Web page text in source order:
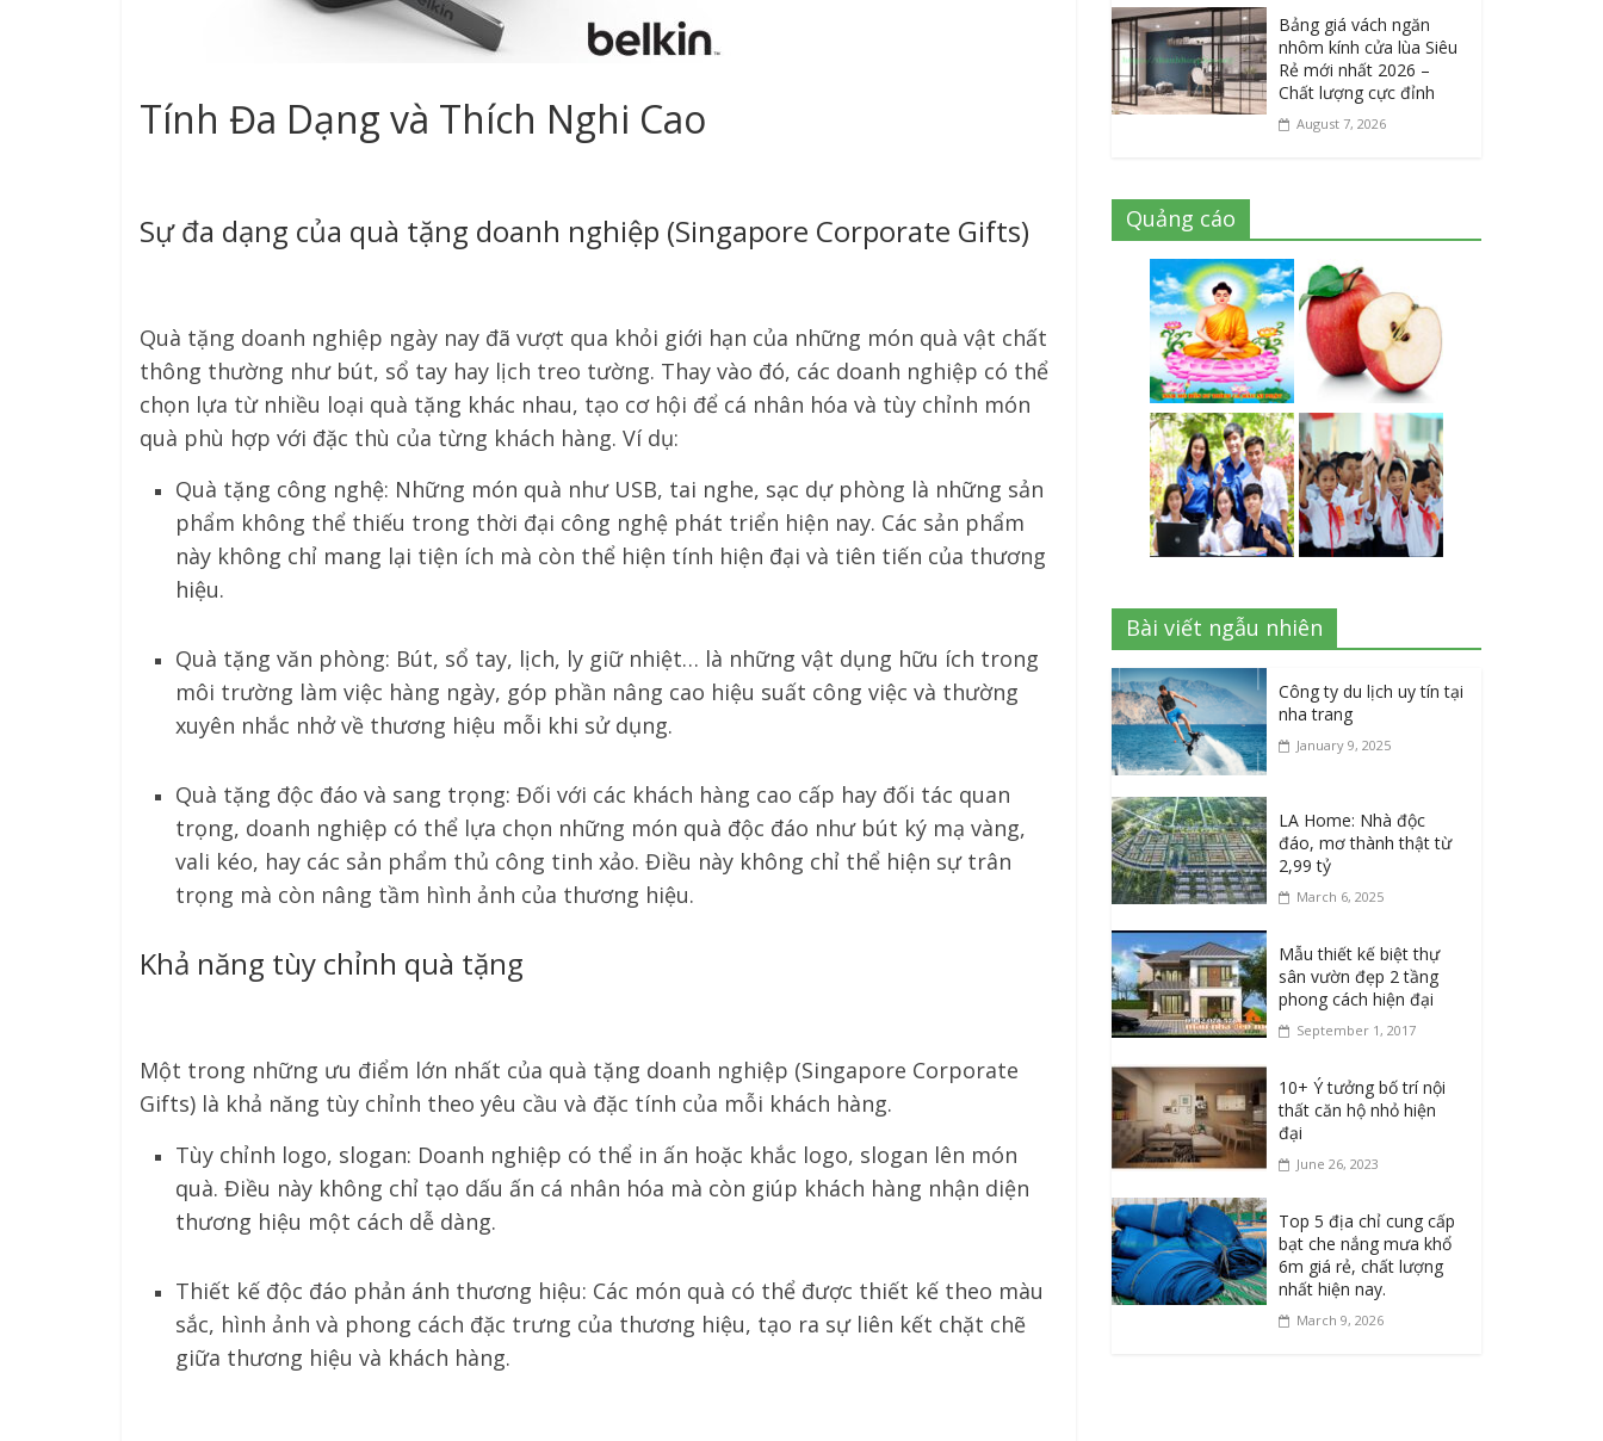
Tính Đa Dạng và Thích Nghi Cao
Sự đa dạng của quà tặng doanh nghiệp (Singapore Corporate Gifts)
Quà tặng doanh nghiệp ngày nay đã vượt qua khỏi giới hạn của những món quà vật chất
thông thường như bút, sổ tay hay lịch treo tường. Thay vào đó, các doanh nghiệp có thể
chọn lựa từ nhiều loại quà tặng khác nhau, tạo cơ hội để cá nhân hóa và tùy chỉnh món
quà phù hợp với đặc thù của từng khách hàng. Ví dụ:
Quà tặng công nghệ: Những món quà như USB, tai nghe, sạc dự phòng là những sản
phẩm không thể thiếu trong thời đại công nghệ phát triển hiện nay. Các sản phẩm
này không chỉ mang lại tiện ích mà còn thể hiện tính hiện đại và tiên tiến của thương
hiệu.
Quà tặng văn phòng: Bút, sổ tay, lịch, ly giữ nhiệt… là những vật dụng hữu ích trong
môi trường làm việc hàng ngày, góp phần nâng cao hiệu suất công việc và thường
xuyên nhắc nhở về thương hiệu mỗi khi sử dụng.
Quà tặng độc đáo và sang trọng: Đối với các khách hàng cao cấp hay đối tác quan
trọng, doanh nghiệp có thể lựa chọn những món quà độc đáo như bút ký mạ vàng,
vali kéo, hay các sản phẩm thủ công tinh xảo. Điều này không chỉ thể hiện sự trân
trọng mà còn nâng tầm hình ảnh của thương hiệu.
Khả năng tùy chỉnh quà tặng
Một trong những ưu điểm lớn nhất của quà tặng doanh nghiệp (Singapore Corporate
Gifts) là khả năng tùy chỉnh theo yêu cầu và đặc tính của mỗi khách hàng.
Tùy chỉnh logo, slogan: Doanh nghiệp có thể in ấn hoặc khắc logo, slogan lên món
quà. Điều này không chỉ tạo dấu ấn cá nhân hóa mà còn giúp khách hàng nhận diện
thương hiệu một cách dễ dàng.
Thiết kế độc đáo phản ánh thương hiệu: Các món quà có thể được thiết kế theo màu
sắc, hình ảnh và phong cách đặc trưng của thương hiệu, tạo ra sự liên kết chặt chẽ
giữa thương hiệu và khách hàng.
Bảng giá vách ngăn
nhôm kính cửa lùa Siêu
Rẻ mới nhất 2026 –
Chất lượng cực đỉnh
August 7, 2026
Quảng cáo
Bài viết ngẫu nhiên
Công ty du lịch uy tín tại
nha trang
January 9, 2025
LA Home: Nhà độc
đáo, mơ thành thật từ
2,99 tỷ
March 6, 2025
Mẫu thiết kế biệt thự
sân vườn đẹp 2 tầng
phong cách hiện đại
September 1, 2017
10+ Ý tưởng bố trí nội
thất căn hộ nhỏ hiện
đại
June 26, 2023
Top 5 địa chỉ cung cấp
bạt che nắng mưa khổ
6m giá rẻ, chất lượng
nhất hiện nay.
March 9, 2026